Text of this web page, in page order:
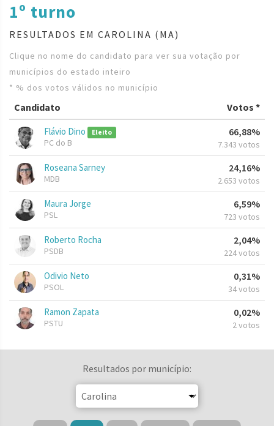
1º turno
RESULTADOS EM CAROLINA (MA)
Clique no nome do candidato para ver sua votação por
municípios do estado inteiro
* % dos votos válidos no município
Candidato Votos *
Flávio Dino Eleito
PC do B
66,88%
7.343 votos
Roseana Sarney
MDB
24,16%
2.653 votos
Maura Jorge
PSL
6,59%
723 votos
Roberto Rocha
PSDB
2,04%
224 votos
Odivio Neto
PSOL
0,31%
34 votos
Ramon Zapata
PSTU
0,02%
2 votos
Resultados por município: